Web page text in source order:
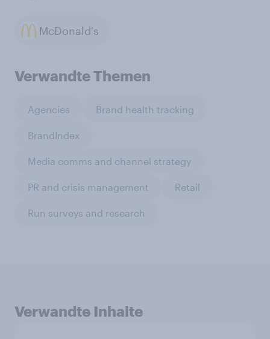
McDonald's
Verwandte Themen
Agencies Brand health tracking
BrandIndex
Media comms and channel strategy
PR and crisis management Retail
Run surveys and research
Verwandte Inhalte